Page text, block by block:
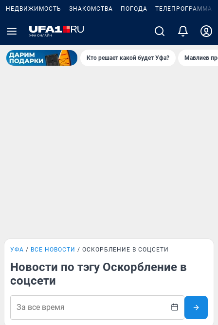
НЕДВИЖИМОСТЬ ЗНАКОМСТВА ПОГОДА ТЕЛЕПРОГРАММА
Кто решает какой будет Уфа? Мавлиев
УФА ВСЕ НОВОСТИ ОСКОРБЛЕНИЕ В СОЦСЕТИ
Новости по тэгу Оскорбление в
соцсети